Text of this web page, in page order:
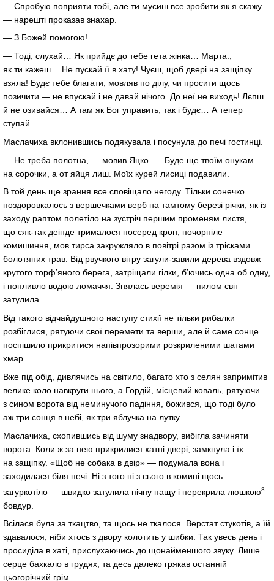
— Спробую поприяти тобі, але ти мусиш все зробити як я скажу.
— нарешті проказав знахар.
— З Божей помогою!
— Тоді, слухай… Як прийдє до тебе гета жінка… Марта.,
як ти кажеш… Не пускай її в хату! Чуєш, щоб двері на защіпку
взяла! Будє тебе благати, мовляв по ділу, чи просити щось
позичити — не впускай і не давай нічого. До неї не виходь! Лєпш
й не озивайся… А там як Бог управить, так і будє… А тепер
ступай.
Маслачиха вклонившись подякувала і посунула до печі гостинці.
— Не треба полотна, — мовив Яцко. — Буде ще твоїм онукам
на сорочки, а от яйця лиш. Моїх курей лисиці подавили.
В той день ще зрання все сповіщало негоду. Тільки сонечко
поздоровкалось з вершечками верб на тамтому березі річки, як із
заходу раптом полетіло на зустріч першим променям листя,
що сяк-так деінде трималося посеред крон, почорніле
комишиння, мов тирса закружляло в повітрі разом із трісками
болотяних трав. Від рвучкого вітру загули-завили дерева вздовж
крутого торф’яного берега, затріщали гілки, б’ючись одна об одну,
і попливло водою ломаччя. Знялась веремія — пилом світ
затулила…
Від такого відчайдушного наступу стихії не тільки рибалки
розбіглися, рятуючи свої перемети та верши, але й саме сонце
поспішило прикритися напівпрозорими розкриленими шатами
хмар.
Вже під обід, дивлячись на світило, багато хто з селян запримітив
велике коло навкруги нього, а Гордій, місцевий коваль, рятуючи
з сином ворота від неминучого падіння, божився, що тоді було
аж три сонця в небі, як три яблучка на лутку.
Маслачиха, схопившись від шуму знадвору, вибігла зачиняти
ворота. Коли ж за нею прикрилися хатні двері, замкнула і їх
на защіпку. «Щоб не собака в двір» — подумала вона і
заходилася біля печі. Ні з того ні з сього в комині щось
загуркотіло — швидко затулила пічну пащу і перекрила люшкою8
бовдур.
Всілася була за ткацтво, та щось не ткалося. Верстат стукотів, а їй
здавалося, ніби хтось з двору колотить у шибки. Так увесь день і
просиділа в хаті, прислухаючись до щонайменшого звуку. Лише
серце бахкало в грудях, та десь далеко грякав останній
цьогорічний грім…